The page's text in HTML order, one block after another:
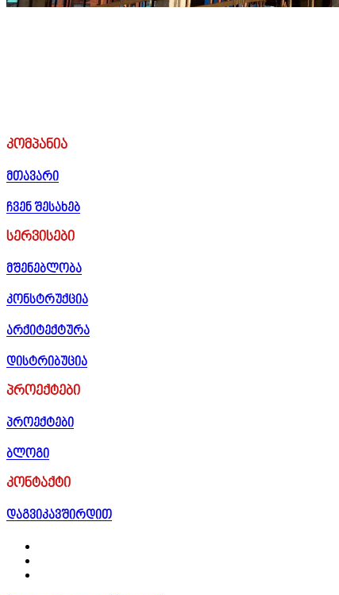
კომპანია
მთავარი
ჩვენ შესახებ
სერვისები
მშენებლობა
კონსტრუქცია
არქიტექტურა
დისტრიბუცია
პროექტები
პროექტები
ბლოგი
კონტაქტი
დაგვიკავშირდით